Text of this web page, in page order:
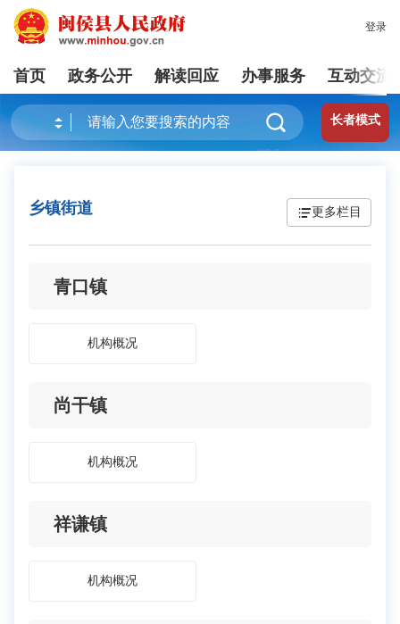
登录
首页 政务公开 解读回应 办事服务 互动交流
长者模式
乡镇街道 更多栏目
青口镇
机构概况
尚干镇
机构概况
祥谦镇
机构概况